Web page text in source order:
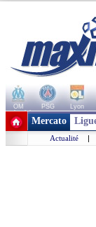
OM PSG Lyon
+ de clubs
Mercato
Actualité |